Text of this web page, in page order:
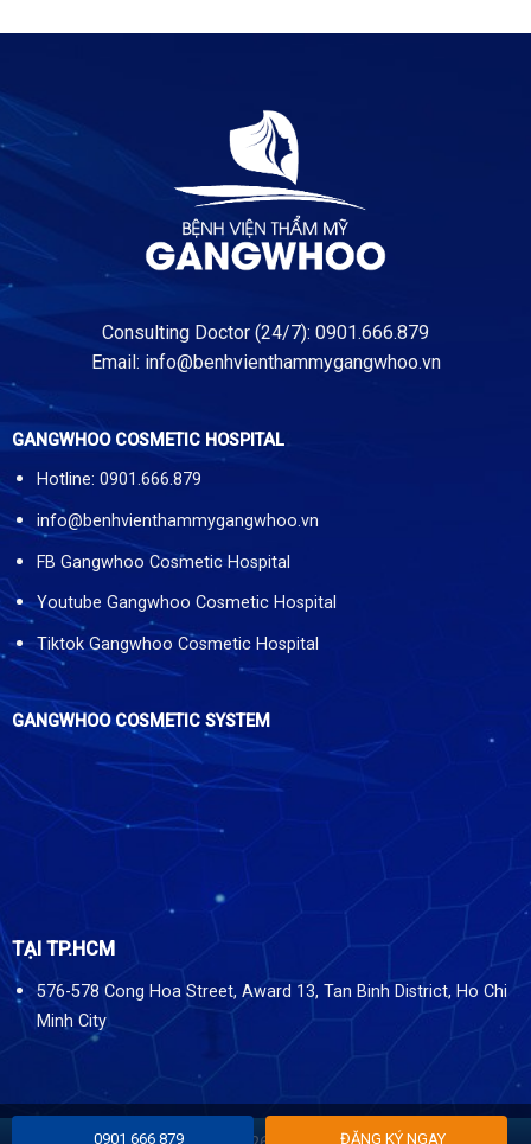
Consulting Doctor (24/7): 0901.666.879
Email: info@benhvienthammygangwhoo.vn
GANGWHOO COSMETIC HOSPITAL
Hotline: 0901.666.879
info@benhvienthammygangwhoo.vn
FB Gangwhoo Cosmetic Hospital
Youtube Gangwhoo Cosmetic Hospital
Tiktok Gangwhoo Cosmetic Hospital
GANGWHOO COSMETIC SYSTEM
TẠI TP.HCM
576-578 Cong Hoa Street, Award 13, Tan Binh District, Ho Chi
Minh City
0901 666 879 ĐĂNG KÝ NGAY